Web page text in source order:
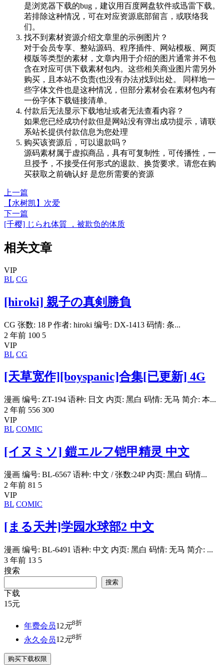
是浏览器下载的bug，建议用百度网盘软件或迅雷下载。
若排除这种情况，可在对应资源底部留言，或联络我
们。
找不到素材资源介绍文章里的示例图片？
对于会员专享、整站源码、程序插件、网站模板、网页
模版等类型的素材，文章内用于介绍的图片通常并不包
含在对应可供下载素材包内。这些相关商业图片需另外
购买，且本站不负责(也没有办法)找到出处。 同样地一
些字体文件也是这种情况，但部分素材会在素材包内有
一份字体下载链接清单。
付款后无法显示下载地址或者无法查看内容？
如果您已经成功付款但是网站没有弹出成功提示，请联
系站长提供付款信息为您处理
购买该资源后，可以退款吗？
源码素材属于虚拟商品，具有可复制性，可传播性，一
旦授予，不接受任何形式的退款、换货要求。请您在购
买获取之前确认好 是您所需要的资源
上一篇
【水树凯】次爱
下一篇
[千樱] じられ体質 ，被欺负的体质
相关文章
VIP
BL CG
[hiroki] 親子の真剣勝負
CG 张数: 18 P 作者: hiroki 编号: DX-1413 码情: 条...
2 年前 100 5
VIP
BL CG
[天草宽作][boyspanic]合集[已更新] 4G
漫画 编号: ZT-194 语种: 日文 内页: 黑白 码情: 无马 简介: 本...
2 年前 556 300
VIP
BL COMIC
[イヌミソ] 鎧エルフ铠甲精灵 中文
漫画 编号: BL-6567 语种: 中文 / 张数:24P 内页: 黑白 码情...
2 年前 81 5
VIP
BL COMIC
[まる天丼]学园水球部2 中文
漫画 编号: BL-6491 语种: 中文 内页: 黑白 码情: 无马 简介: ...
3 年前 13 5
搜索
搜索
下载
15元
年费会员12 元8折
永久会员12元8折
购买下载权限